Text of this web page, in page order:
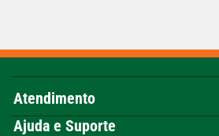
Atendimento
Ajuda e Suporte